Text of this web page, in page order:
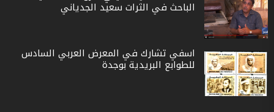
الباحث في الثرات سعيد الجدياني
اسفي تشارك في المعرض العربي السادس
للطوابع البريدية بوجدة